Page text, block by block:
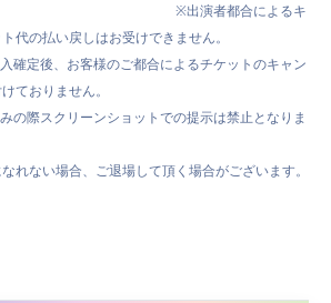
者都合によるキ
代の払い戻しはお受けできません。
確定後、お客様のご都合によるチケットのキャン
ておりません。
の際スクリーンショットでの提示は禁止となりま
れない場合、ご退場して頂く場合がございます。